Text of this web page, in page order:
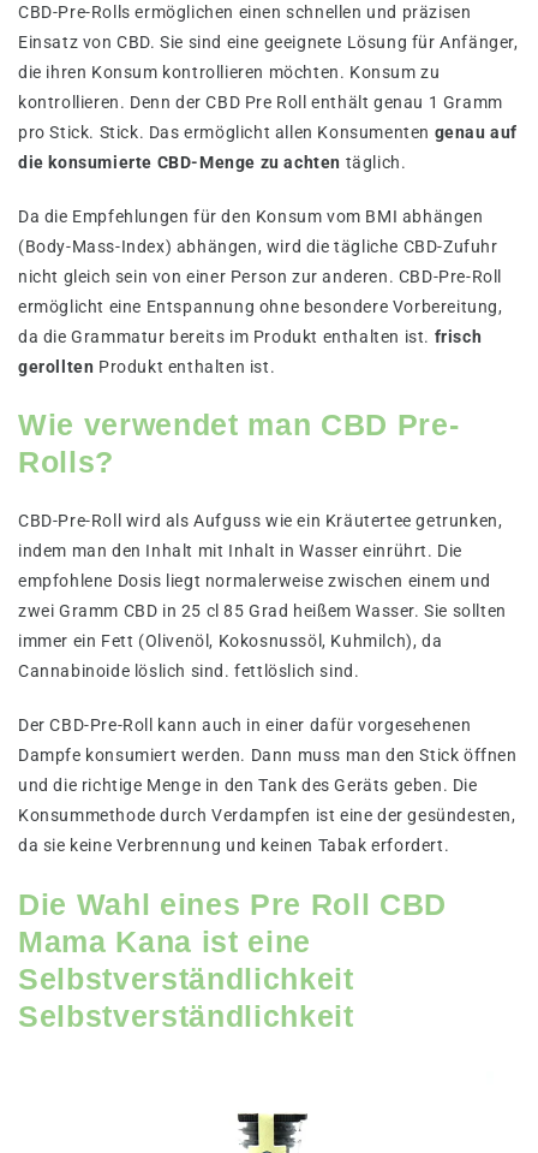
CBD-Pre-Rolls ermöglichen einen schnellen und präzisen
Einsatz von CBD. Sie sind eine geeignete Lösung für Anfänger,
die ihren Konsum kontrollieren möchten. Konsum zu
kontrollieren. Denn der CBD Pre Roll enthält genau 1 Gramm
pro Stick. Stick. Das ermöglicht allen Konsumenten genau auf
die konsumierte CBD-Menge zu achten täglich.
Da die Empfehlungen für den Konsum vom BMI abhängen
(Body-Mass-Index) abhängen, wird die tägliche CBD-Zufuhr
nicht gleich sein von einer Person zur anderen. CBD-Pre-Roll
ermöglicht eine Entspannung ohne besondere Vorbereitung,
da die Grammatur bereits im Produkt enthalten ist. frisch
gerollten Produkt enthalten ist.
Wie verwendet man CBD Pre-
Rolls?
CBD-Pre-Roll wird als Aufguss wie ein Kräutertee getrunken,
indem man den Inhalt mit Inhalt in Wasser einrührt. Die
empfohlene Dosis liegt normalerweise zwischen einem und
zwei Gramm CBD in 25 cl 85 Grad heißem Wasser. Sie sollten
immer ein Fett (Olivenöl, Kokosnussöl, Kuhmilch), da
Cannabinoide löslich sind. fettlöslich sind.
Der CBD-Pre-Roll kann auch in einer dafür vorgesehenen
Dampfe konsumiert werden. Dann muss man den Stick öffnen
und die richtige Menge in den Tank des Geräts geben. Die
Konsummethode durch Verdampfen ist eine der gesündesten,
da sie keine Verbrennung und keinen Tabak erfordert.
Die Wahl eines Pre Roll CBD
Mama Kana ist eine
Selbstverständlichkeit
Selbstverständlichkeit